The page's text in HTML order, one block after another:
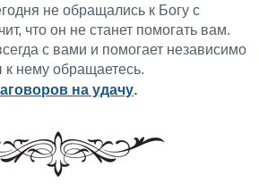
не обращались к Богу с
что он не станет помогать вам.
с вами и помогает независимо
к нему обращаетесь.
на удачу.